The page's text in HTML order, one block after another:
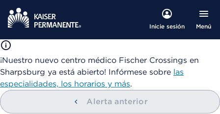
Inicie sesión Menú
¡Nuestro nuevo centro médico Fischer Crossings en
Sharpsburg ya está abierto! Infórmese sobre las
especialidades, los horarios y más.
Alerta anterior